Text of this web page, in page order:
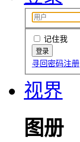
记住我
寻回密码注册
视界
图册